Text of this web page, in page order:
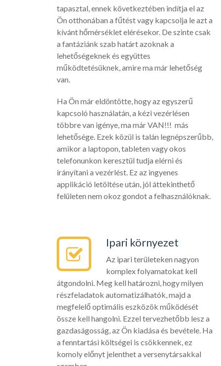
tapasztal, ennek következtében indítja el az
Ön otthonában a fűtést vagy kapcsolja le azt a
kívánt hőmérséklet elérésekor. De szinte csak
a fantáziánk szab határt azoknak a
lehetőségeknek és együttes
működtetésüknek, amire ma már lehetőség
van.
Ha Ön már eldöntötte, hogy az egyszerű
kapcsoló használatán, a kézi vezérlésen
többre van igénye, ma már VAN!!! más
lehetősége. Ezek közül is talán legnépszerűbb,
amikor a laptopon, tableten vagy okos
telefonunkon keresztül tudja elérni és
irányítani a vezérlést. Ez az ingyenes
applikáció letöltése után, jól áttekinthető
felületen nem okoz gondot a felhasználóknak.
Ipari környezet
Az ipari területeken nagyon
komplex folyamatokat kell
átgondolni. Meg kell határozni, hogy milyen
részfeladatok automatizálhatók, majd a
megfelelő optimális eszközök működését
össze kell hangolni. Ezzel tervezhetőbb lesz a
gazdaságosság, az Ön kiadása és bevétele. Ha
a fenntartási költségei is csökkennek, ez
komoly előnyt jelenthet a versenytársakkal